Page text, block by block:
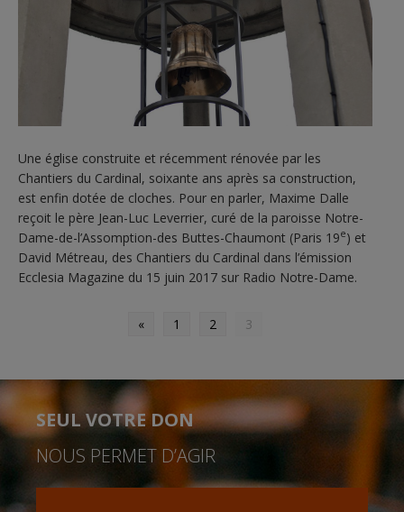
Une église construite et récemment rénovée par les
Chantiers du Cardinal, soixante ans après sa construction,
est enfin dotée de cloches. Pour en parler, Maxime Dalle
reçoit le père Jean-Luc Leverrier, curé de la paroisse Notre-
Dame-de-l’Assomption-des Buttes-Chaumont (Paris 19e) et
David Métreau, des Chantiers du Cardinal dans l’émission
Ecclesia Magazine du 15 juin 2017 sur Radio Notre-Dame.
« 1 2 3
SEUL VOTRE DON
NOUS PERMET D’AGIR